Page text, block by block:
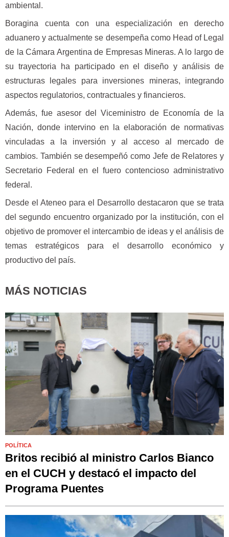
ambiental.
Boragina cuenta con una especialización en derecho
aduanero y actualmente se desempeña como Head of Legal
de la Cámara Argentina de Empresas Mineras. A lo largo de
su trayectoria ha participado en el diseño y análisis de
estructuras legales para inversiones mineras, integrando
aspectos regulatorios, contractuales y financieros.
Además, fue asesor del Viceministro de Economía de la
Nación, donde intervino en la elaboración de normativas
vinculadas a la inversión y al acceso al mercado de
cambios. También se desempeñó como Jefe de Relatores y
Secretario Federal en el fuero contencioso administrativo
federal.
Desde el Ateneo para el Desarrollo destacaron que se trata
del segundo encuentro organizado por la institución, con el
objetivo de promover el intercambio de ideas y el análisis de
temas estratégicos para el desarrollo económico y
productivo del país.
MÁS NOTICIAS
POLÍTICA
Britos recibió al ministro Carlos Bianco
en el CUCH y destacó el impacto del
Programa Puentes